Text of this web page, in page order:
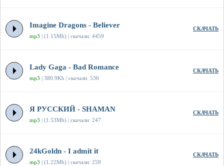
Imagine Dragons - Believer
mp3 | (1.15Mb) | скачали: 4459
СКАЧАТЬ
Lady Gaga - Bad Romance
mp3 | 380.9Kb | скачали: 536
СКАЧАТЬ
Я РУССКИЙ - SHAMAN
mp3 | (1.53Mb) | скачали: 247
СКАЧАТЬ
24kGoldn - I admit it
mp3 | (1.22Mb) | скачали: 259
СКАЧАТЬ